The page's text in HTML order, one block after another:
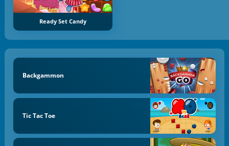
Ready Set Candy
Backgammon
Tic Tac Toe